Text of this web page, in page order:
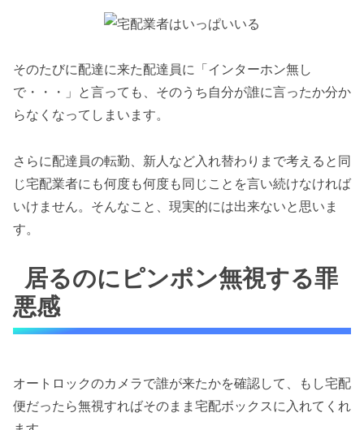
そのたびに配達に来た配達員に「インターホン無し
で・・・」と言っても、そのうち自分が誰に言ったか分か
らなくなってしまいます。
さらに配達員の転勤、新人など入れ替わりまで考えると同
じ宅配業者にも何度も何度も同じことを言い続けなければ
いけません。そんなこと、現実的には出来ないと思いま
す。
居るのにピンポン無視する罪
悪感
オートロックのカメラで誰が来たかを確認して、もし宅配
便だったら無視すればそのまま宅配ボックスに入れてくれ